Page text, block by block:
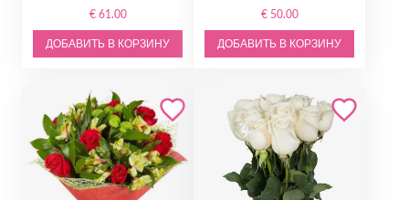
€ 61.00
ДОБАВИТЬ В КОРЗИНУ
€ 50.00
ДОБАВИТЬ В КОРЗИНУ